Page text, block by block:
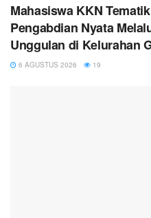
Mahasiswa KKN
Pengabdian Nyata
Unggulan di Kelurahan
6 AGUSTUS 2026 19